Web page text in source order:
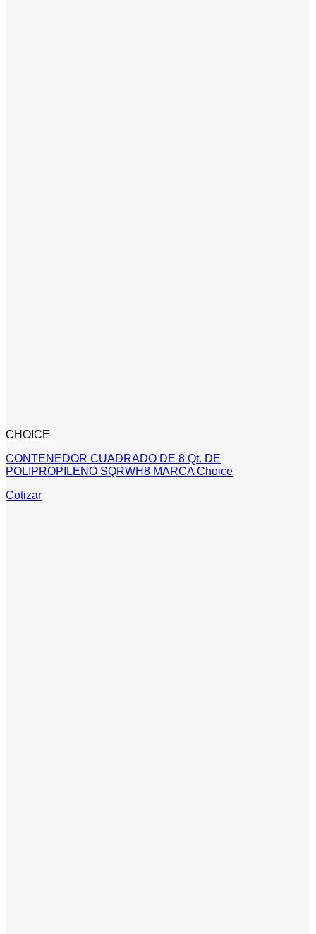
CHOICE
CONTENEDOR CUADRADO DE 8 Qt. DE
POLIPROPILENO SQRWH8 MARCA Choice
Cotizar